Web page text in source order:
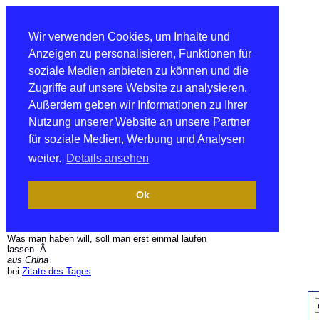
Wir verwenden Cookies, um Inhalte und
Anzeigen zu personalisieren, Funktionen für
soziale Medien anbieten zu können und die
Zugriffe auf unsere Website zu analysieren.
Außerdem geben wir Informationen zu Ihrer
Nutzung unserer Website an unsere Partner
für soziale Medien, Werbung und Analysen
weiter. Details ansehen
Ok
Was man haben will, soll man erst einmal laufen
lassen. Â
aus China
bei Zitate des Tages